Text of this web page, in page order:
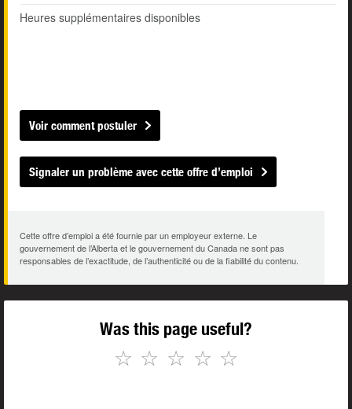
Heures supplémentaires disponibles
Voir comment postuler
Signaler un problème avec cette offre d’emploi
Cette offre d’emploi a été fournie par un employeur externe. Le
gouvernement de l’Alberta et le gouvernement du Canada ne sont pas
responsables de l’exactitude, de l’authenticité ou de la fiabilité du contenu.
Was this page useful?
☆
☆
☆
☆
☆